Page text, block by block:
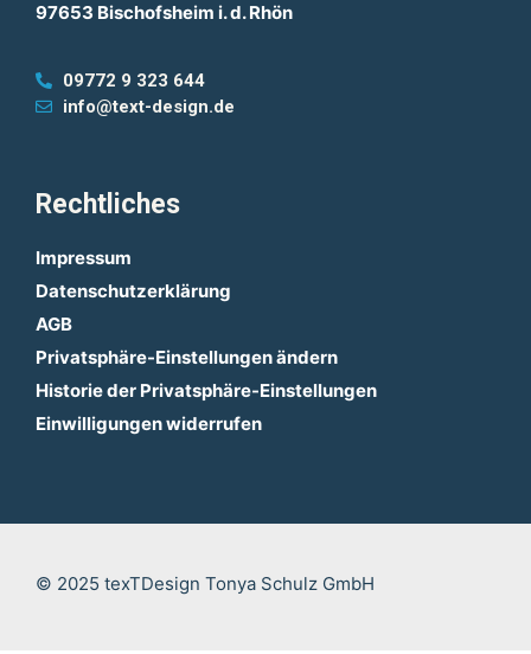
97653 Bischofsheim i. d. Rhön
09772 9 323 644
info@text-design.de
Rechtliches
Impressum
Datenschutzerklärung
AGB
Privatsphäre-Einstellungen ändern
Historie der Privatsphäre-Einstellungen
Einwilligungen widerrufen
© 2025 texTDesign Tonya Schulz GmbH